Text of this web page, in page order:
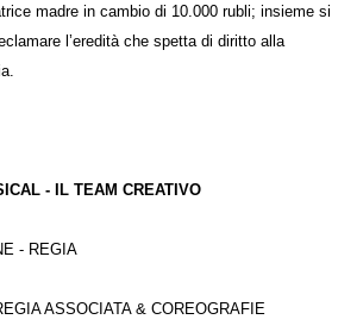
madre in cambio di 10.000 rubli; insieme si
l’eredità che spetta di diritto alla
- IL TEAM CREATIVO
- REGIA
ASSOCIATA & COREOGRAFIE